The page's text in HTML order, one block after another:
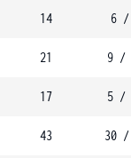
14 6 /
21 9 /
17 5 /
43 30 /